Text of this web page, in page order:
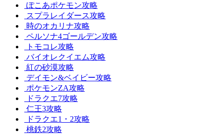
ぽこあポケモン攻略
スプラレイダース攻略
時のオカリナ攻略
ペルソナ4ゴールデン攻略
トモコレ攻略
バイオレクイエム攻略
紅の砂漠攻略
デイモン&ベイビー攻略
ポケモンZA攻略
ドラクエ7攻略
仁王3攻略
ドラクエ1・2攻略
桃鉄2攻略